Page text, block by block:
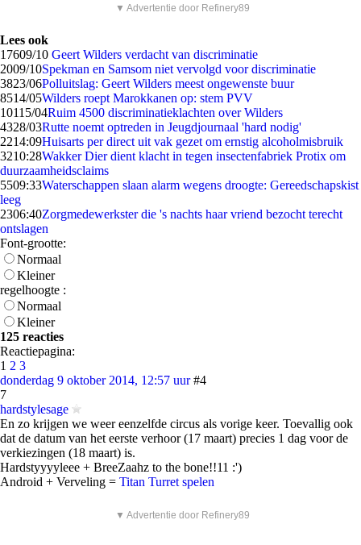
▼ Advertentie door Refinery89
Lees ook
17609/10 Geert Wilders verdacht van discriminatie
2009/10Spekman en Samsom niet vervolgd voor discriminatie
3823/06Polluitslag: Geert Wilders meest ongewenste buur
8514/05Wilders roept Marokkanen op: stem PVV
10115/04Ruim 4500 discriminatieklachten over Wilders
4328/03Rutte noemt optreden in Jeugdjournaal 'hard nodig'
2214:09Huisarts per direct uit vak gezet om ernstig alcoholmisbruik
3210:28Wakker Dier dient klacht in tegen insectenfabriek Protix om
duurzaamheidsclaims
5509:33Waterschappen slaan alarm wegens droogte: Gereedschapskist
leeg
2306:40Zorgmedewerkster die 's nachts haar vriend bezocht terecht
ontslagen
Font-grootte:
Normaal
Kleiner
regelhoogte :
Normaal
Kleiner
125 reacties
Reactiepagina:
1 2 3
donderdag 9 oktober 2014, 12:57 uur #4
7
hardstylesage
En zo krijgen we weer eenzelfde circus als vorige keer. Toevallig ook
dat de datum van het eerste verhoor (17 maart) precies 1 dag voor de
verkiezingen (18 maart) is.
Hardstyyyyleee + BreeZaahz to the bone!!11 :')
Android + Verveling = Titan Turret spelen
▼ Advertentie door Refinery89